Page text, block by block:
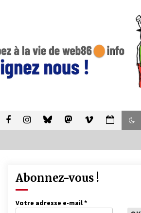
Abonnez-vous !
Votre adresse e-mail*